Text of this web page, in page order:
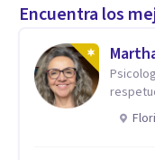
Encuentra los